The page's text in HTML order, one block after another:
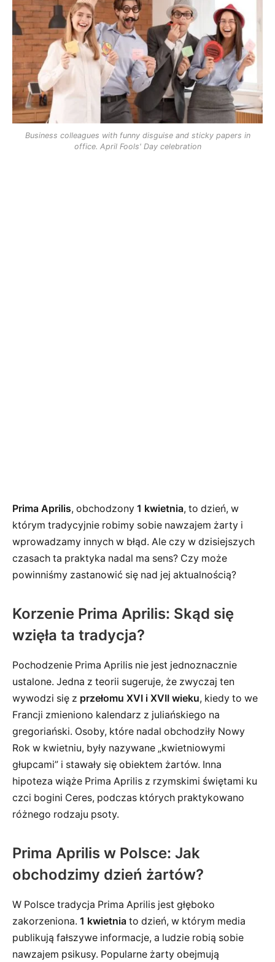
Business colleagues with funny disguise and sticky papers in
office. April Fools' Day celebration
Prima Aprilis, obchodzony 1 kwietnia, to dzień, w
którym tradycyjnie robimy sobie nawzajem żarty i
wprowadzamy innych w błąd. Ale czy w dzisiejszych
czasach ta praktyka nadal ma sens? Czy może
powinniśmy zastanowić się nad jej aktualnością?
Korzenie Prima Aprilis: Skąd się
wzięła ta tradycja?
Pochodzenie Prima Aprilis nie jest jednoznacznie
ustalone. Jedna z teorii sugeruje, że zwyczaj ten
wywodzi się z przełomu XVI i XVII wieku, kiedy to we
Francji zmieniono kalendarz z juliańskiego na
gregoriański. Osoby, które nadal obchodziły Nowy
Rok w kwietniu, były nazywane „kwietniowymi
głupcami” i stawały się obiektem żartów. Inna
hipoteza wiąże Prima Aprilis z rzymskimi świętami ku
czci bogini Ceres, podczas których praktykowano
różnego rodzaju psoty.
Prima Aprilis w Polsce: Jak
obchodzimy dzień żartów?
W Polsce tradycja Prima Aprilis jest głęboko
zakorzeniona. 1 kwietnia to dzień, w którym media
publikują fałszywe informacje, a ludzie robią sobie
nawzajem psikusy. Popularne żarty obejmują